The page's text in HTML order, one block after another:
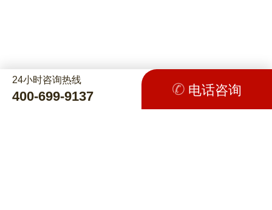
24小时咨询热线
400-699-9137 电话咨询